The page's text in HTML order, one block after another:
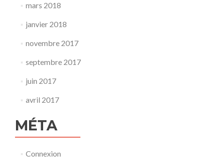
mars 2018
janvier 2018
novembre 2017
septembre 2017
juin 2017
avril 2017
MÉTA
Connexion